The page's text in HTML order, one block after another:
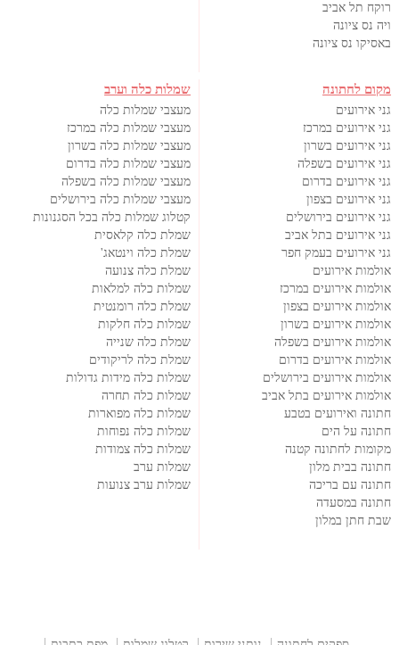
רוקח תל אביב
ויה נס ציונה
באסיקו נס ציונה
מקום לחתונה
גני אירועים
גני אירועים במרכז
גני אירועים בשרון
גני אירועים בשפלה
גני אירועים בדרום
גני אירועים בצפון
גני אירועים בירושלים
גני אירועים בתל אביב
גני אירועים בעמק חפר
אולמות אירועים
אולמות אירועים במרכז
אולמות אירועים בצפון
אולמות אירועים בשרון
אולמות אירועים בשפלה
אולמות אירועים בדרום
אולמות אירועים בירושלים
אולמות אירועים בתל אביב
חתונה ואירועים בטבע
חתונה על הים
מקומות לחתונה קטנה
חתונה בבית מלון
חתונה עם בריכה
חתונה במסעדה
שבת חתן במלון
שמלות כלה וערב
מעצבי שמלות כלה
מעצבי שמלות כלה במרכז
מעצבי שמלות כלה בשרון
מעצבי שמלות כלה בדרום
מעצבי שמלות כלה בשפלה
מעצבי שמלות כלה בירושלים
קטלוג שמלות כלה בכל הסגנונות
שמלת כלה קלאסית
שמלת כלה וינטאג'
שמלת כלה צנועה
שמלות כלה למלאות
שמלת כלה רומנטית
שמלות כלה חלקות
שמלת כלה שנייה
שמלת כלה לריקודים
שמלות כלה מידות גדולות
שמלות כלה תחרה
שמלות כלה מפוארות
שמלות כלה נפוחות
שמלות כלה צמודות
שמלות ערב
שמלות ערב צנועות